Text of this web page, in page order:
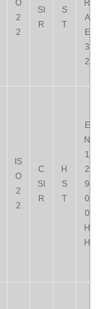
O
2
2
SI
R
S
T
R
A
E
3
2
IS
O
2
2
C
SI
R
H
S
T
E
N
1
2
9
0
0
H
H